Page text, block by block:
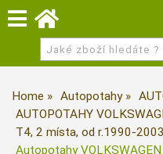
Home Autopotahy
AUTOPOTAHY
T4, 2 místa, od r.1990-2003
Autopotahy